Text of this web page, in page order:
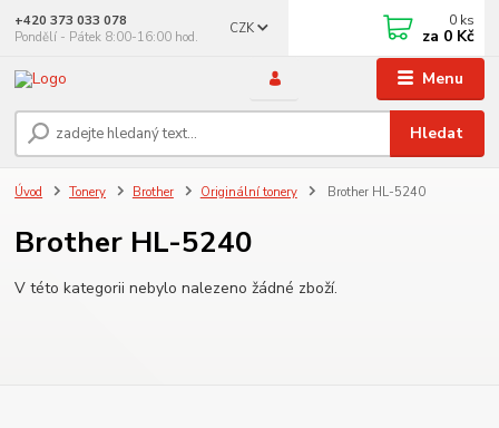
Menu
CZK
Hledat
+420 373 033 078
Pondělí - Pátek 8:00-16:00 hod.
0 ks
za 0 Kč
Úvod Tonery Brother Originální tonery Brother HL-5240
Brother HL-5240
V této kategorii nebylo nalezeno žádné zboží.